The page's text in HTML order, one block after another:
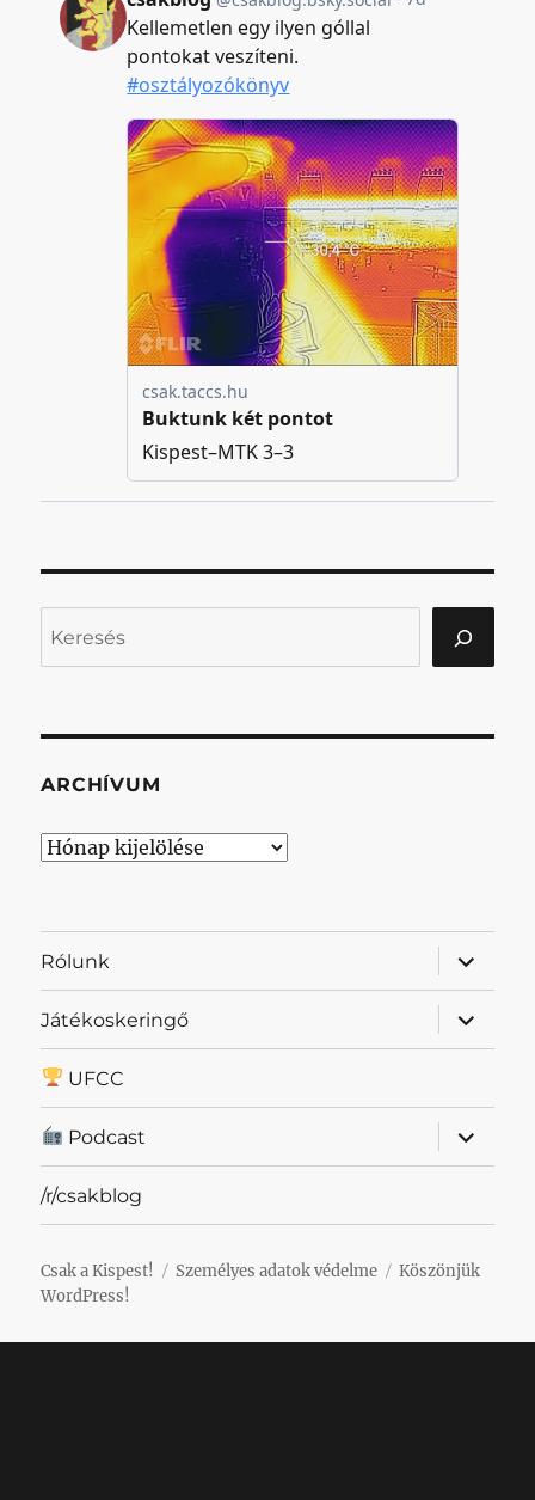
ARCHÍVUM
Archívum
Rólunk
almenü
Játékoskeringő
almenü
UFCC
Podcast
almenü
/r/csakblog
Csak a Kispest! Személyes adatok védelme
Köszönjük
WordPress!